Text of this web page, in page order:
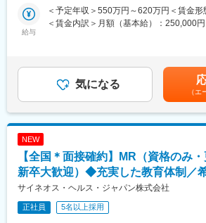
ロジェクトを提示するなどフレキシブル
す。その他、本社部門（マネージャー、
同社は、医療機器・製薬メーカーの営業
ばれる業種です。「新製品が発売された
「このエリアで営業活動を拡大したい」
製品によって営業スタイルが異なります
勤などエリアの相談が可能です。
変更の範囲：会社の定める業務
営業活動を行っていただきます。
人々の命を守る商材に携わるため、社会
まずはご入社から2か月間MR導入研修を
していただきます。
資格取得と聞くとハードルが高く思われ
社員の活躍事例についての詳細は、是非
覧ください。
https://healthcarecareerpark.iqvia.com/
■具体的な業務
内全面禁煙変更の範囲：会社の定める事
給与
＜予定年収＞550万円～620万円＜賃金
＜賃金内訳＞月額（基本給）：250,000
手当支給する。【補足】プロジェクト稼
日当（1日1,500円／外勤3.5時間以上）■
月・3月）※平均実績6ヶ月分■インセンテ
金はあくまでも目安の金額であり、選考
があります。月給(月額)は固定手当を含
気になる
（エ
NEW
【全国＊面接確約】MR（資格のみ
新卒大歓迎）◆充実した教育体制／
サイネオス・ヘルス・ジャパン株式会社
正社員 5名以上採用